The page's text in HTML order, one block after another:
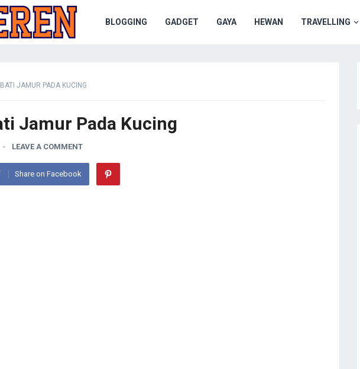
BLOGGING GADGET GAYA HEWAN TRAVELLING
JAMUR PADA KUCING
Jamur Pada Kucing
LEAVE A COMMENT
Share on Facebook